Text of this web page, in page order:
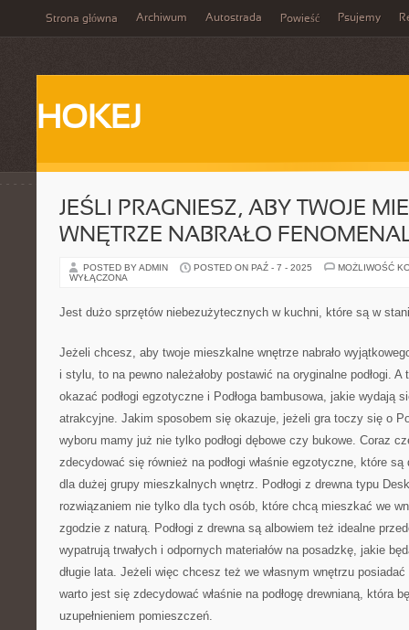
Strona główna Archiwum Autostrada Powieść Psujemy
HOKEJ
JEŚLI PRAGNIESZ, ABY TWOJE
WNĘTRZE NABRAŁO
POSTED BY ADMIN POSTED ON PAŹ - 7 - 2025
MOŻLIWOŚĆ
WYŁĄCZONA
Jest dużo sprzętów niebezużytecznych w kuchni, które są w
Jeżeli chcesz, aby twoje mieszkalne wnętrze nabrało
i stylu, to na pewno należałoby postawić na oryginalne podłogi.
okazać podłogi egzotyczne i Podłoga bambusowa, jakie wydają
atrakcyjne. Jakim sposobem się okazuje, jeżeli gra toczy się o
wyboru mamy już nie tylko podłogi dębowe czy bukowe. Coraz
zdecydować się również na podłogi właśnie egzotyczne, które są
dla dużej grupy mieszkalnych wnętrz. Podłogi z drewna typu
rozwiązaniem nie tylko dla tych osób, które chcą mieszkać we
zgodzie z naturą. Podłogi z drewna są albowiem też idealne
wypatrują trwałych i odpornych materiałów na posadzkę, jakie
długie lata. Jeżeli więc chcesz też we własnym wnętrzu posiadać
warto jest się zdecydować właśnie na podłogę drewnianą, która
uzupełnieniem pomieszczeń.